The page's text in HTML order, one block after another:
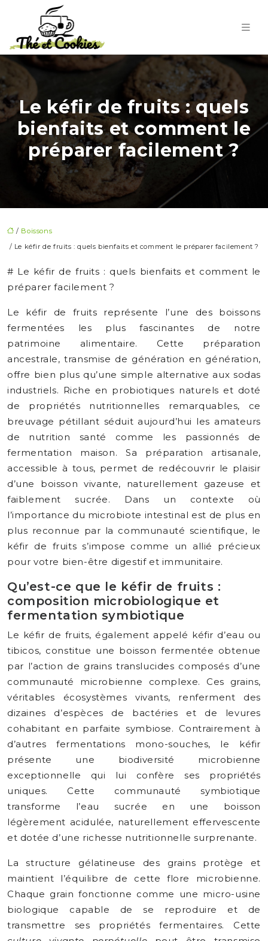
Le kéfir de fruits : quels
bienfaits et comment le
préparer facilement ?
/ Boissons
/ Le kéfir de fruits : quels bienfaits et comment le préparer facilement ?
# Le kéfir de fruits : quels bienfaits et comment le
préparer facilement ?
Le kéfir de fruits représente l’une des boissons
fermentées les plus fascinantes de notre
patrimoine alimentaire. Cette préparation
ancestrale, transmise de génération en génération,
offre bien plus qu’une simple alternative aux sodas
industriels. Riche en probiotiques naturels et doté
de propriétés nutritionnelles remarquables, ce
breuvage pétillant séduit aujourd’hui les amateurs
de nutrition santé comme les passionnés de
fermentation maison. Sa préparation artisanale,
accessible à tous, permet de redécouvrir le plaisir
d’une boisson vivante, naturellement gazeuse et
faiblement sucrée. Dans un contexte où
l’importance du microbiote intestinal est de plus en
plus reconnue par la communauté scientifique, le
kéfir de fruits s’impose comme un allié précieux
pour votre bien-être digestif et immunitaire.
Qu’est-ce que le kéfir de fruits :
composition microbiologique et
fermentation symbiotique
Le kéfir de fruits, également appelé kéfir d’eau ou
tibicos, constitue une boisson fermentée obtenue
par l’action de grains translucides composés d’une
communauté microbienne complexe. Ces grains,
véritables écosystèmes vivants, renferment des
dizaines d’espèces de bactéries et de levures
cohabitant en parfaite symbiose. Contrairement à
d’autres fermentations mono-souches, le kéfir
présente une biodiversité microbienne
exceptionnelle qui lui confère ses propriétés
uniques. Cette communauté symbiotique
transforme l’eau sucrée en une boisson
légèrement acidulée, naturellement effervescente
et dotée d’une richesse nutritionnelle surprenante.
La structure gélatineuse des grains protège et
maintient l’équilibre de cette flore microbienne.
Chaque grain fonctionne comme une micro-usine
biologique capable de se reproduire et de
transmettre ses propriétés fermentaires. Cette